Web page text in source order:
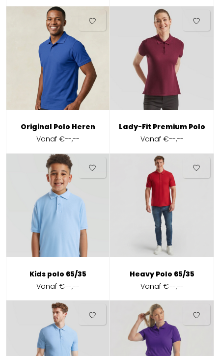
Original Polo Heren
Vanaf€--,--
Lady-Fit Premium Polo
Vanaf €--,--
Kids polo 65/35
Vanaf€--,--
Heavy Polo 65/35
Vanaf €--,--